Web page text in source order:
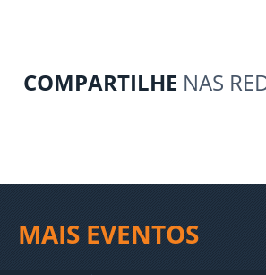
COMPARTILHE NAS
MAIS EVENTOS